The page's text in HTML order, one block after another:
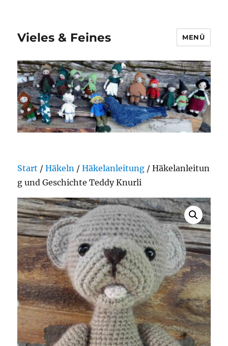
Vieles & Feines MENÜ
Start /Häkeln /Häkelanleitung / Häkelanleitun
g und Geschichte Teddy Knurli